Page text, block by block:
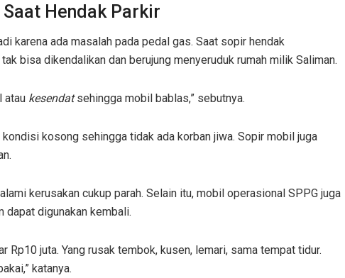
Hendak Parkir
karena ada masalah pada pedal gas. Saat sopir hendak
bisa dikendalikan dan berujung menyeruduk rumah milik Saliman.
atau kesendatsehingga mobil bablas,” sebutnya.
kondisi kosong sehingga tidak ada korban jiwa. Sopir mobil juga
kerusakan cukup parah. Selain itu, mobil operasional SPPG juga
dapat digunakan kembali.
Rp10 juta. Yang rusak tembok, kusen, lemari, sama tempat tidur.
katanya.